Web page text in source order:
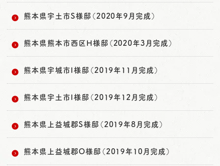
熊本県宇土市S様邸（2020年9月完成）
熊本県熊本市西区H様邸（2020年3月完成）
熊本県宇城市I様邸（2019年11月完成）
熊本県宇土市I様邸（2019年12月完成）
熊本県上益城郡S様邸（2019年8月完成）
熊本県上益城郡O様邸（2019年10月完成）